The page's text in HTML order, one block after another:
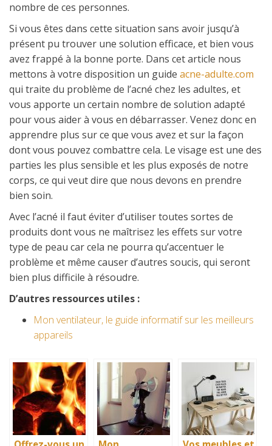
nombre de ces personnes.
Si vous êtes dans cette situation sans avoir jusqu’à
présent pu trouver une solution efficace, et bien vous
avez frappé à la bonne porte. Dans cet article nous
mettons à votre disposition un guide acne-adulte.com
qui traite du problème de l’acné chez les adultes, et
vous apporte un certain nombre de solution adapté
pour vous aider à vous en débarrasser. Venez donc en
apprendre plus sur ce que vous avez et sur la façon
dont vous pouvez combattre cela. Le visage est une des
parties les plus sensible et les plus exposés de notre
corps, ce qui veut dire que nous devons en prendre
bien soin.
Avec l’acné il faut éviter d’utiliser toutes sortes de
produits dont vous ne maîtrisez les effets sur votre
type de peau car cela ne pourra qu’accentuer le
problème et même causer d’autres soucis, qui seront
bien plus difficile à résoudre.
D’autres ressources utiles :
Mon ventilateur, le guide informatif sur les meilleurs
appareils